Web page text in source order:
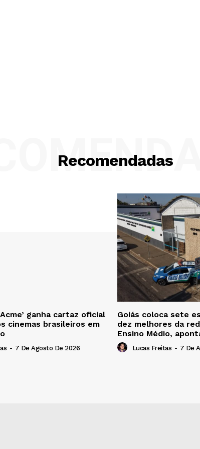
Recomendadas
ganha cartaz oficial
cinemas brasileiros em
- 7 De Agosto De 2026
Goiás coloca sete
dez melhores da
Ensino Médio,
Lucas Freitas - 7 De